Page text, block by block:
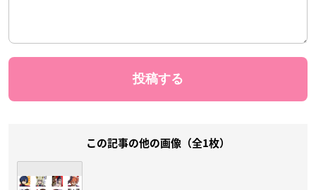
この記事の他の画像（全1枚）